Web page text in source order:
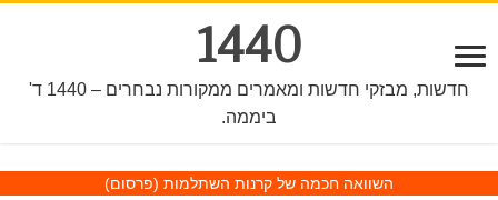
1440
חדשות, מבזקי חדשות ומאמרים ממקורות נבחרים – 1440 ד'
ביממה.
השוואה חכמה של קרנות השתלמות (פרסום)